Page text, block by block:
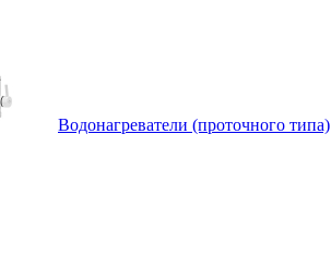
Водонагреватели (проточного типа)